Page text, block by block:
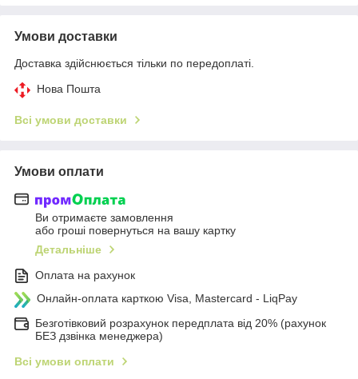
Умови доставки
Доставка здійснюється тільки по передоплаті.
Нова Пошта
Всі умови доставки
Умови оплати
Ви отримаєте замовлення
або гроші повернуться на вашу картку
Детальніше
Оплата на рахунок
Онлайн-оплата карткою Visa, Mastercard - LiqPay
Безготівковий розрахунок передплата від 20% (рахунок
БЕЗ дзвінка менеджера)
Всі умови оплати